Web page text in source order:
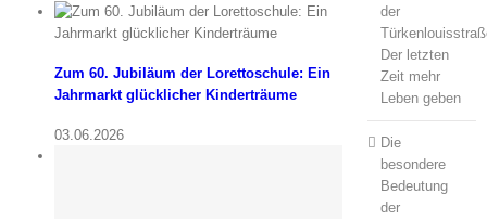
Zum 60. Jubiläum der Lorettoschule: Ein
Jahrmarkt glücklicher Kinderträume
03.06.2026
der
Der letzten
Zeit mehr
Leben geben
Die
besondere
Bedeutung
der